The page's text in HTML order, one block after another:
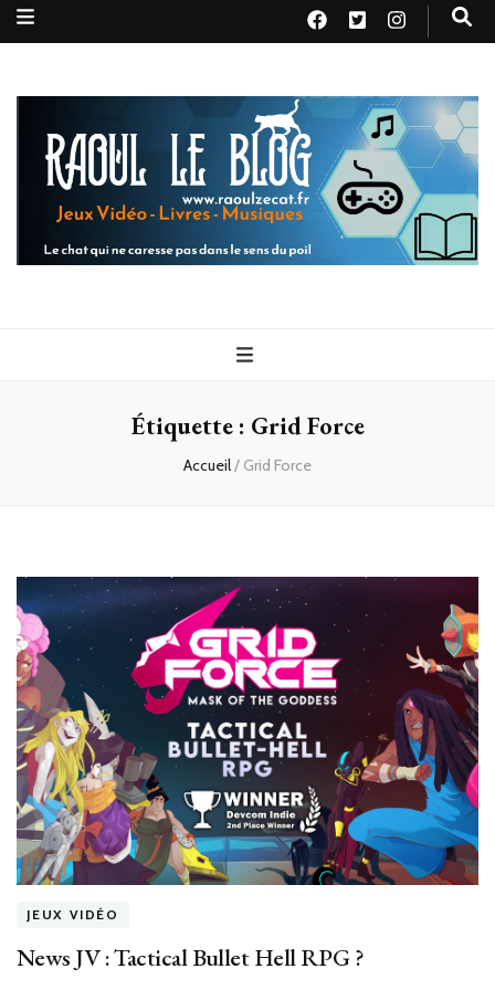
Raoul le
blog
Étiquette : Grid Force
Accueil/ Grid Force
JEUX VIDÉO
News JV : Tactical Bullet Hell RPG ?